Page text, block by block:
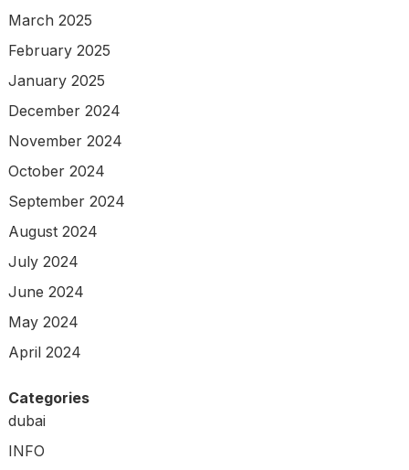
March 2025
February 2025
January 2025
December 2024
November 2024
October 2024
September 2024
August 2024
July 2024
June 2024
May 2024
April 2024
Categories
dubai
INFO